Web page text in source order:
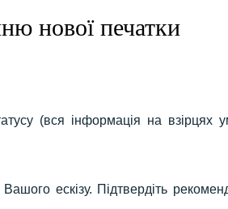
нової печатки
(вся інформація на
ескізу. Підтвердіть